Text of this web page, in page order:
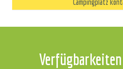
Campingplatz